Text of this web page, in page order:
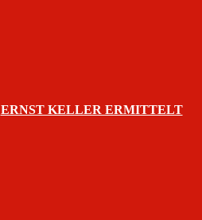
ERNST KELLER ERMITTELT